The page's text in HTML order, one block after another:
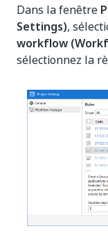
Dans la fenêtre
Settings),
workflow
sélectionnez la